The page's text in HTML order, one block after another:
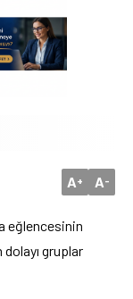
A+ A-
eğlencesinin
gruplar